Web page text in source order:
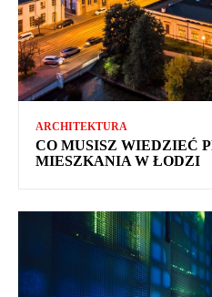
ARCHITEKTURA
CO MUSISZ WIEDZIEĆ
MIESZKANIA W ŁODZI